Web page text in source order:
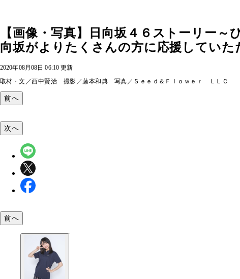
【画像・写真】日向坂４６ストーリー
向坂がよりたくさんの方に応援していた
2020年08月08日 06:10 更新
取材・文／西中賢治 撮影／藤本和典 写真／Ｓｅｅｄ＆Ｆｌｏｗｅｒ ＬＬＣ
前へ
次へ
前へ